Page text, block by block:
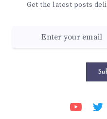
Get the latest posts